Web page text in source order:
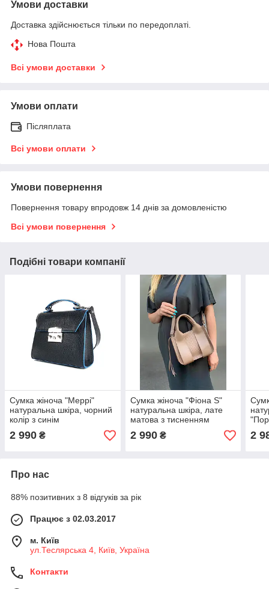
Умови доставки
Доставка здійснюється тільки по передоплаті.
Нова Пошта
Всі умови доставки
Умови оплати
Післяплата
Всі умови оплати
Умови повернення
Повернення товару впродовж 14 днів за домовленістю
Всі умови повернення
Подібні товари компанії
Сумка жіноча "Меррі"
натуральна шкіра, чорний
колір з синім
торцюванням
2 990 ₴
Сумка жіноча "Фіона S"
натуральна шкіра, лате
матова з тисненням
плетінка
2 990₴ 2
Про нас
88% позитивних з 8 відгуків за рік
Працює з 02.03.2017
м. Київ
ул.Теслярська 4, Київ, Україна
Контакти